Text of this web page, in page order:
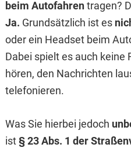
beim Autofahrentragen?
Ja. Grundsätzlich ist es
oder ein Headset beim
Dabei spielt es auch keine
hören, den Nachrichten
telefonieren.
Was Sie hierbei jedoch
ist§ 23 Abs. 1 der